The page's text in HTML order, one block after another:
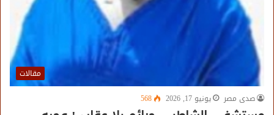
مقالات
صدى مصر
يونيو 17, 2026 568